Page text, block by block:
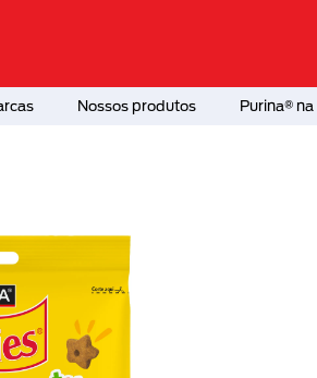
Nossos produtos Purina®